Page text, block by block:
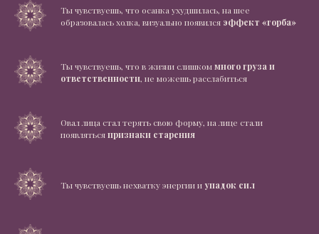
Ты чувствуешь, что осанка ухудшилась, на шее
образовалась холка, визуально появился эффект «горба»
Ты чувствуешь, что в жизни слишкоммного груза и
ответственности, не можешь расслабиться
Овал лица стал терять свою форму, на лице стали
появлятьсяпризнаки старения
Ты чувствуешь нехватку энергии иупадок сил